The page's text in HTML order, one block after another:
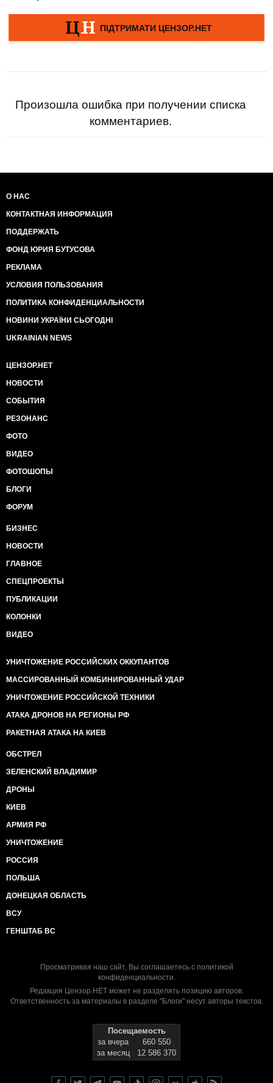
Произошла ошибка при получении списка
комментариев.
О НАС
КОНТАКТНАЯ ИНФОРМАЦИЯ
ПОДДЕРЖАТЬ
ФОНД ЮРИЯ БУТУСОВА
РЕКЛАМА
УСЛОВИЯ ПОЛЬЗОВАНИЯ
ПОЛИТИКА КОНФИДЕНЦИАЛЬНОСТИ
НОВИНИ УКРАЇНИ СЬОГОДНІ
UKRAINIAN NEWS
ЦЕНЗОР.НЕТ
НОВОСТИ
СОБЫТИЯ
РЕЗОНАНС
ФОТО
ВИДЕО
ФОТОШОПЫ
БЛОГИ
ФОРУМ
БИЗНЕС
НОВОСТИ
ГЛАВНОЕ
СПЕЦПРОЕКТЫ
ПУБЛИКАЦИИ
КОЛОНКИ
ВИДЕО
УНИЧТОЖЕНИЕ РОССИЙСКИХ ОККУПАНТОВ
МАССИРОВАННЫЙ КОМБИНИРОВАННЫЙ УДАР
УНИЧТОЖЕНИЕ РОССИЙСКОЙ ТЕХНИКИ
АТАКА ДРОНОВ НА РЕГИОНЫ РФ
РАКЕТНАЯ АТАКА НА КИЕВ
ОБСТРЕЛ
ЗЕЛЕНСКИЙ ВЛАДИМИР
ДРОНЫ
КИЕВ
АРМИЯ РФ
УНИЧТОЖЕНИЕ
РОССИЯ
ПОЛЬША
ДОНЕЦКАЯ ОБЛАСТЬ
ВСУ
ГЕНШТАБ ВС
Просматривая наш сайт, Вы соглашаетесь с политикой
конфиденциальности.
Редакция Цензор.НЕТ может не разделять позицию авторов.
Ответственность за материалы в разделе "Блоги" несут авторы текстов.
Посещаемость
за вчера
660 550
за месяц
12 586 370